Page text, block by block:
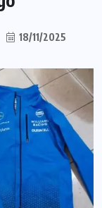
18/11/2025